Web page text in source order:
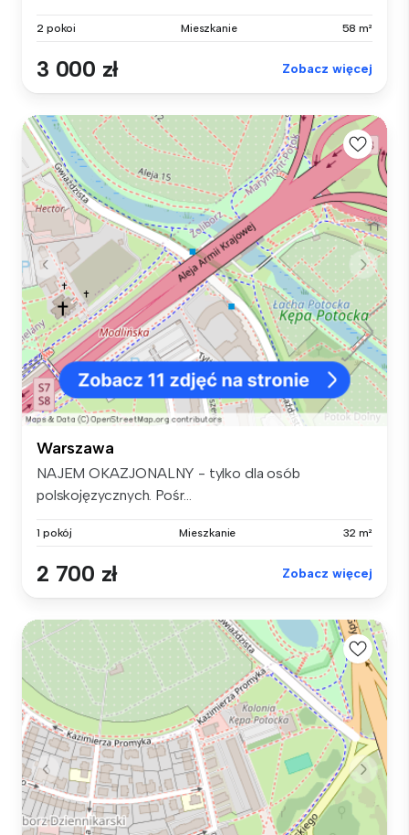
2 pokoi Mieszkanie 58 m²
3 000 zł Zobacz więcej
Warszawa
NAJEM OKAZJONALNY - tylko dla osób
polskojęzycznych. Pośr...
1 pokój Mieszkanie 32 m²
2 700 zł Zobacz więcej